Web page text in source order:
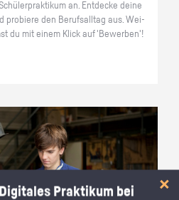
an. Ent­de­cke deine
pro­bie­re den Be­rufs­all­tag aus. Wei­
du mit einem Klick auf 'Be­wer­ben'!
Digitales Praktikum bei